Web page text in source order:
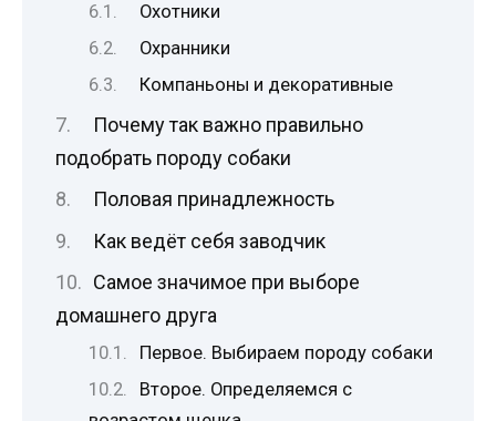
Охотники
Охранники
Компаньоны и декоративные
Почему так важно правильно
подобрать породу собаки
Половая принадлежность
Как ведёт себя заводчик
Самое значимое при выборе
домашнего друга
Первое. Выбираем породу собаки
Второе. Определяемся с